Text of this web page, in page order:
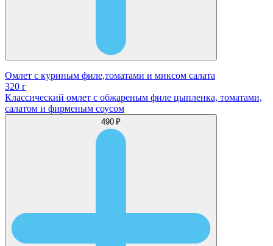
Омлет с куриным филе,томатами и миксом салата
320 г
Классический омлет с обжареным филе цыпленка, томатами,
салатом и фирменым соусом
490 ₽